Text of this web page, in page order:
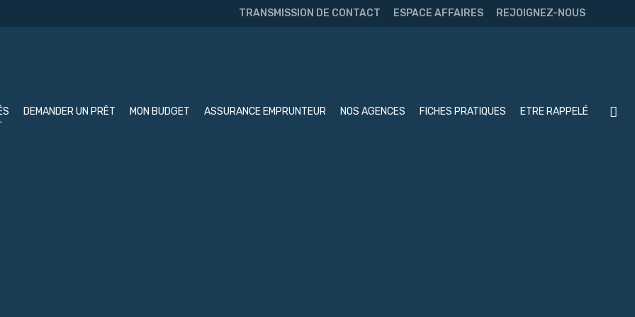
TRANSMISSION DE CONTACT ESPACE AFFAIRES REJOIGNEZ-NOUS
DEMANDER UN PRÊT MON BUDGET ASSURANCE EMPRUNTEUR NOS AGENCES FICHES PRATIQUES ETRE RAPPELÉ